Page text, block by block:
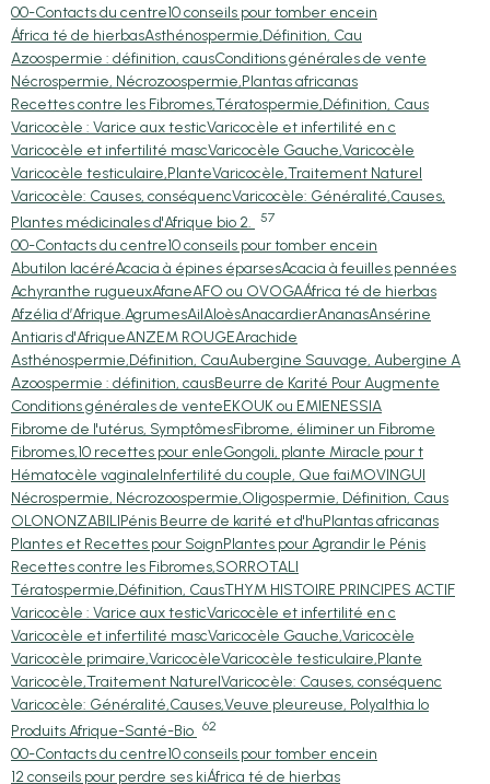
00-Contacts du centre10 conseils pour tomber encein
África té de hierbasAsthénospermie,Définition, Cau
Azoospermie : définition, causConditions générales de vente
Nécrospermie, Nécrozoospermie,Plantas africanas
Recettes contre les Fibromes,Tératospermie,Définition, Caus
Varicocèle : Varice aux testicVaricocèle et infertilité en c
Varicocèle et infertilité mascVaricocèle Gauche,Varicocèle
Varicocèle testiculaire,PlanteVaricocèle,Traitement Naturel
Varicocèle: Causes, conséquencVaricocèle: Généralité,Causes,
Plantes médicinales d'Afrique bio 2.
57
00-Contacts du centre10 conseils pour tomber encein
Abutilon lacéréAcacia à épines éparsesAcacia à feuilles pennées
Achyranthe rugueuxAfaneAFO ou OVOGAÁfrica té de hierbas
Afzélia d’Afrique.AgrumesAilAloèsAnacardierAnanasAnsérine
Antiaris d'AfriqueANZEM ROUGEArachide
Asthénospermie,Définition, CauAubergine Sauvage, Aubergine A
Azoospermie : définition, causBeurre de Karité Pour Augmente
Conditions générales de venteEKOUK ou EMIENESSIA
Fibrome de l'utérus, SymptômesFibrome, éliminer un Fibrome
Fibromes,10 recettes pour enleGongoli, plante Miracle pour t
Hématocèle vaginaleInfertilité du couple, Que faiMOVINGUI
Nécrospermie, Nécrozoospermie,Oligospermie, Définition, Caus
OLONONZABILIPénis Beurre de karité et d'huPlantas africanas
Plantes et Recettes pour SoignPlantes pour Agrandir le Pénis
Recettes contre les Fibromes,SORROTALI
Tératospermie,Définition, CausTHYM HISTOIRE PRINCIPES ACTIF
Varicocèle : Varice aux testicVaricocèle et infertilité en c
Varicocèle et infertilité mascVaricocèle Gauche,Varicocèle
Varicocèle primaire,VaricocèleVaricocèle testiculaire,Plante
Varicocèle,Traitement NaturelVaricocèle: Causes, conséquenc
Varicocèle: Généralité,Causes,Veuve pleureuse, Polyalthia lo
Produits Afrique-Santé-Bio 62
00-Contacts du centre10 conseils pour tomber encein
12 conseils pour perdre ses kiÁfrica té de hierbas